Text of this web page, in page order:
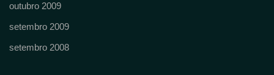
outubro 2009
setembro 2009
setembro 2008